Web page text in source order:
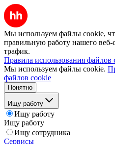
Мы используем файлы cookie,
правильную работу нашего веб-
трафик.
Правила использования файлов
Мы используем файлы cookie.
файлов cookie
Понятно
Ищу работу
Ищу работу
Ищу работу
Ищу сотрудника
Сервисы